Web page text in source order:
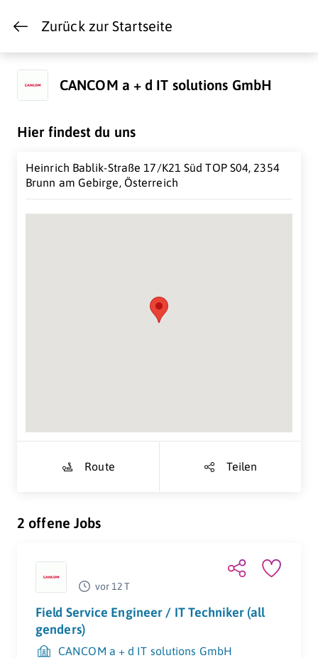
Zurück zur Startseite
CANCOM a + d IT solutions GmbH
Hier findest du uns
Heinrich Bablik-Straße 17/K21 Süd TOP S04, 2354
Brunn am Gebirge, Österreich
Route Teilen
2 offene Jobs
vor 12 T
Field Service Engineer / IT Techniker (all
genders)
CANCOM a + d IT solutions GmbH